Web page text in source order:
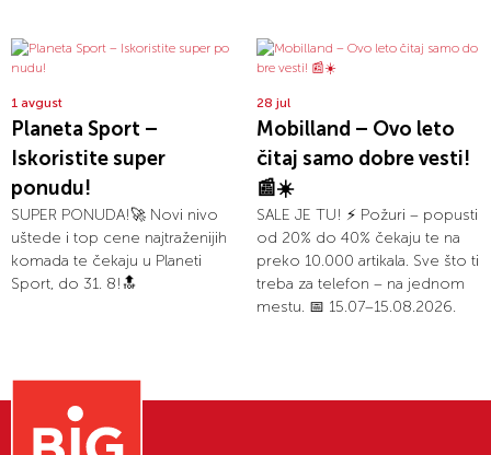
1 avgust
Planeta Sport –
Iskoristite super
ponudu!
SUPER PONUDA!🚀 Novi nivo
uštede i top cene najtraženijih
komada te čekaju u Planeti
Sport, do 31. 8!🔝
28 jul
Mobilland – Ovo leto
čitaj samo dobre vesti!
📰☀️
SALE JE TU! ⚡ Požuri – popusti
od 20% do 40% čekaju te na
preko 10.000 artikala. Sve što ti
treba za telefon – na jednom
mestu. 📅 15.07–15.08.2026.